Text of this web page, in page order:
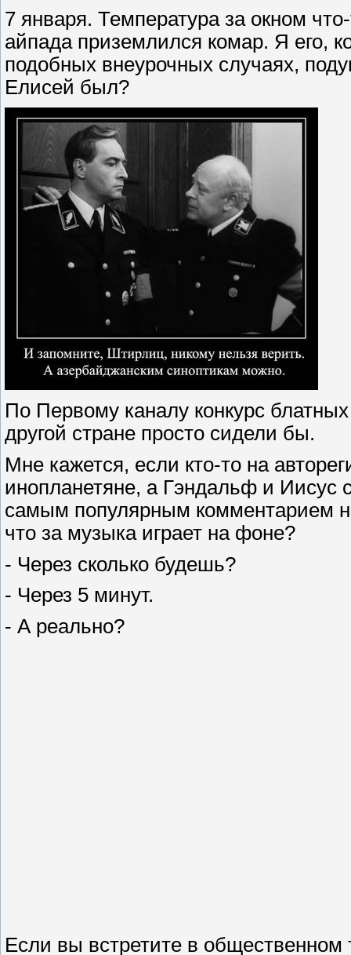
7 января. Температура за окном
айпада приземлился комар. Я его,
подобных внеурочных случаях,
Елисей был?
По Первому каналу конкурс
другой стране просто сидели бы.
Мне кажется, если кто-то на
инопланетяне, а Гэндальф и
самым популярным комментарием
что за музыка играет на фоне?
- Через сколько будешь?
- Через 5 минут.
- А реально?
Если вы встретите в общественном